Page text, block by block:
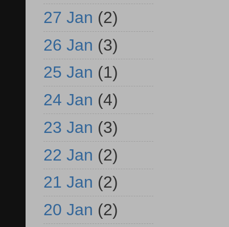
27 Jan (2)
26 Jan (3)
25 Jan (1)
24 Jan (4)
23 Jan (3)
22 Jan (2)
21 Jan (2)
20 Jan (2)